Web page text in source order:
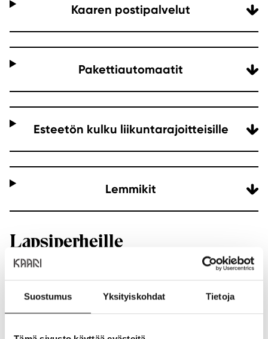
Suostumus Yksityiskohdat Tietoja
Kaaren postipalvelut
Pakettiautomaatit
Esteetön kulku liikuntarajoitteisille
Lemmikit
Lapsiperheille
Lapsiasiakkaat tuovat iloa Kaareen –siksi he
ansaitsevat samaa. Tervetuloa leikkimään, syömään ja